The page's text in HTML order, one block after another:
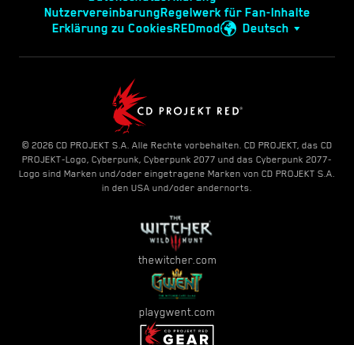
NutzervereinbarungRegelwerk für Fan-Inhalte
Erklärung zu CookiesREDmod Deutsch
© 2026 CD PROJEKT S.A. Alle Rechte vorbehalten. CD PROJEKT, das CD
PROJEKT-Logo, Cyberpunk, Cyberpunk 2077 und das Cyberpunk 2077-
Logo sind Marken und/oder eingetragene Marken von CD PROJEKT S.A.
in den USA und/oder andernorts.
thewitcher.com
playgwent.com